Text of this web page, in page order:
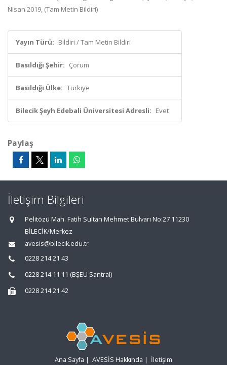
Nisan 2019, (Tam Metin Bildiri)
Yayın Türü: Bildiri / Tam Metin Bildiri
Basıldığı Şehir: Çorum
Basıldığı Ülke: Türkiye
Bilecik Şeyh Edebali Üniversitesi Adresli: Evet
Paylaş
İletişim Bilgileri
Pelitözü Mah. Fatih Sultan Mehmet Bulvarı No:27 11230
BİLECİK/Merkez
avesis@bilecik.edu.tr
0228 214 21 43
0228 214 11 11 (BŞEÜ Santral)
0228 214 21 42
Ana Sayfa | AVESİS Hakkında | İletişim